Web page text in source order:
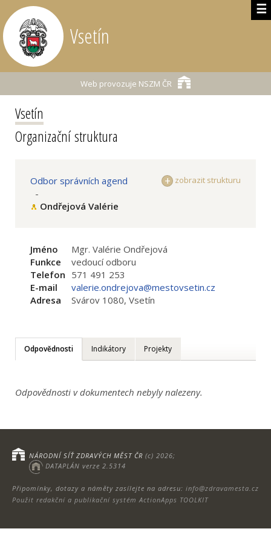
☰
Vsetín
Web provozuje NSZM ČR
Vsetín
Organizační struktura
zobrazit strukturu
Odbor správních agend
-
Ondřejová Valérie
Jméno
Mgr. Valérie Ondřejová
Funkce
vedoucí odboru
Telefon 571 491 253
E-mail
valerie.ondrejova@mestovsetin.cz
Adresa
Svárov 1080, Vsetín
Odpovědnosti Indikátory Projekty
Odpovědnosti v dokumentech nebyly nalezeny.
Připomínky, dotazy a náměty zasílejte na adresu: info@zdravamesta.cz
Použit redakční a publikační systém ActionApps TOOLKIT
NÁRODNÍ SÍŤ ZDRAVÝCH MĚST ČR (c) 2026;
DATAPLÁN verze 2.5314